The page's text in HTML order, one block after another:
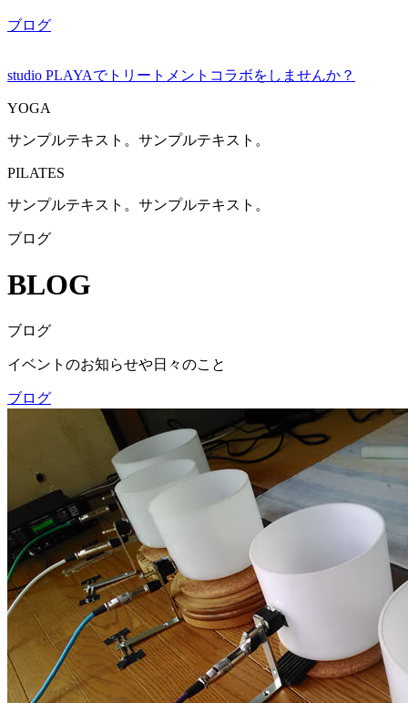
ブログ
studio PLAYAでトリートメントコラボをしませんか？
YOGA
サンプルテキスト。サンプルテキスト。
PILATES
サンプルテキスト。サンプルテキスト。
ブログ
BLOG
ブログ
イベントのお知らせや日々のこと
ブログ